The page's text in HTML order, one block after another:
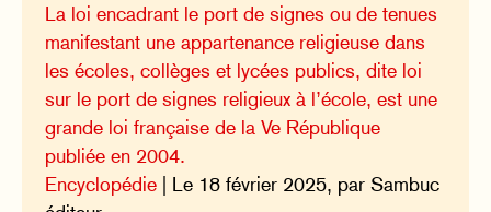
La loi encadrant le port de signes ou de tenues
manifestant une appartenance religieuse dans
les écoles, collèges et lycées publics, dite loi
sur le port de signes religieux à l’école, est une
grande loi française de la Ve République
publiée en 2004.
Encyclopédie | Le 18 février 2025, par Sambuc